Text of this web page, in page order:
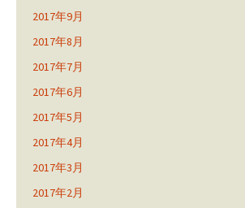
2017年9月
2017年8月
2017年7月
2017年6月
2017年5月
2017年4月
2017年3月
2017年2月